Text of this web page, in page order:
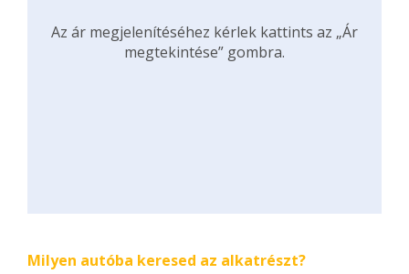
Az ár megjelenítéséhez kérlek kattints az „Ár
megtekintése” gombra.
Milyen autóba keresed az alkatrészt?